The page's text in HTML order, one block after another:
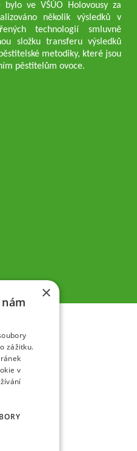
ve VŠÚO Holovousy za
několik výsledků v
technologií smluvně
složku transferu výsledků
metodiky, které jsou
pěstitelům ovoce.
×
zážitku.
v